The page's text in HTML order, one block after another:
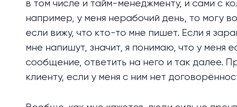
в том числе и тайм-менеджменту, и сами с
например, у меня нерабочий день, то могу
если вижу, что кто-то мне пишет. Если я
мне напишут, значит, я понимаю, что у меня
сообщение, ответить на него и так далее.
клиенту, если у меня с ним нет